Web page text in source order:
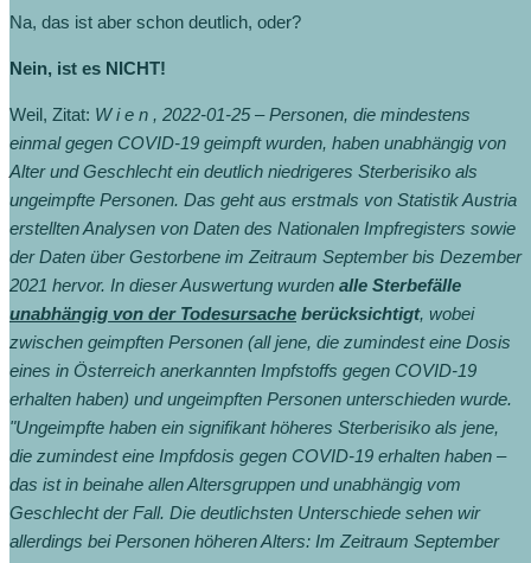
Na, das ist aber schon deutlich, oder?
Nein, ist es NICHT!
Weil, Zitat: W i e n , 2022-01-25 – Personen, die mindestens
einmal gegen COVID-19 geimpft wurden, haben unabhängig von
Alter und Geschlecht ein deutlich niedrigeres Sterberisiko als
ungeimpfte Personen. Das geht aus erstmals von Statistik Austria
erstellten Analysen von Daten des Nationalen Impfregisters sowie
der Daten über Gestorbene im Zeitraum September bis Dezember
2021 hervor. In dieser Auswertung wurden alle Sterbefälle
unabhängig von der Todesursache berücksichtigt, wobei
zwischen geimpften Personen (all jene, die zumindest eine Dosis
eines in Österreich anerkannten Impfstoffs gegen COVID-19
erhalten haben) und ungeimpften Personen unterschieden wurde.
"Ungeimpfte haben ein signifikant höheres Sterberisiko als jene,
die zumindest eine Impfdosis gegen COVID-19 erhalten haben –
das ist in beinahe allen Altersgruppen und unabhängig vom
Geschlecht der Fall. Die deutlichsten Unterschiede sehen wir
allerdings bei Personen höheren Alters: Im Zeitraum September